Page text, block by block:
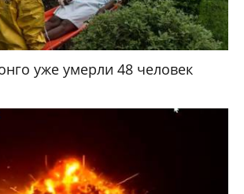
уже умерли 48 человек